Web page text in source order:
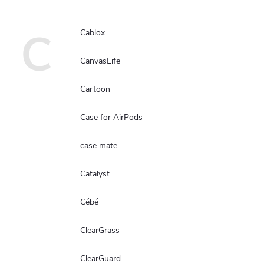
C Cablox
CanvasLife
Cartoon
Case for AirPods
case mate
Catalyst
Cébé
ClearGrass
ClearGuard